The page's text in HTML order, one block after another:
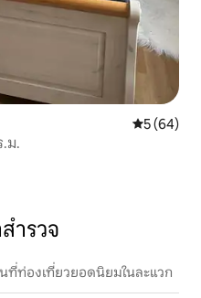
คะแนนเฉลี่
5 (64)
ม.
ำรวจ
ที่ท่องเที่ยวยอดนิยมในละแวก